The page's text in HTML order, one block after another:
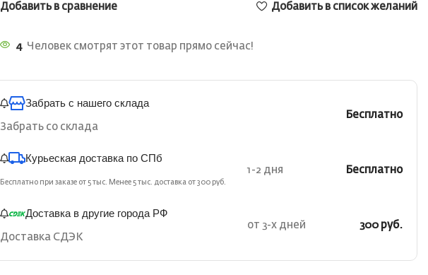
Добавить в сравнение Добавить в список желаний
4 Человек смотрят этот товар прямо сейчас!
Забрать с нашего склада
Забрать со склада
Бесплатно
Курьеская доставка по СПб
Бесплатно при заказе от 5 тыс. Менее 5 тыс. доставка от 300 руб.
1-2 дня Бесплатно
Доставка в другие города РФ
Доставка СДЭК
от 3-х дней 300 руб.